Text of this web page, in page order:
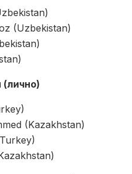
(Uzbekistan)
(Kazakhstan)